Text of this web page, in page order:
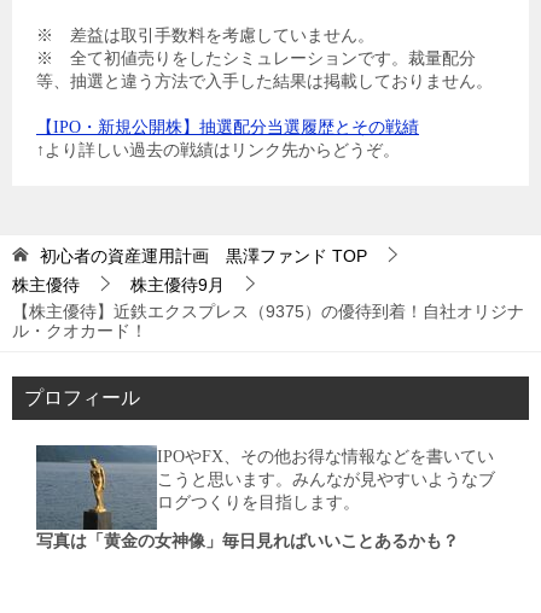
※ 差益は取引手数料を考慮していません。
※ 全て初値売りをしたシミュレーションです。裁量配分
等、抽選と違う方法で入手した結果は掲載しておりません。
【IPO・新規公開株】抽選配分当選履歴とその戦績
↑より詳しい過去の戦績はリンク先からどうぞ。
初心者の資産運用計画 黒澤ファンド TOP
株主優待
株主優待9月
【株主優待】近鉄エクスプレス（9375）の優待到着！自社オリジナ
ル・クオカード！
プロフィール
IPOやFX、その他お得な情報などを書いてい
こうと思います。みんなが見やすいようなブ
ログつくりを目指します。
写真は「黄金の女神像」毎日見ればいいことあるかも？